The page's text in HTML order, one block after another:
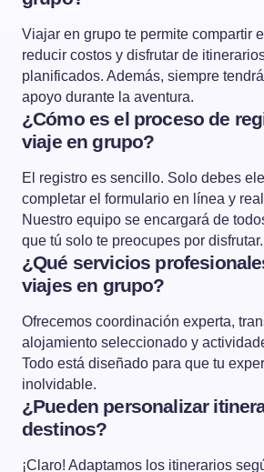
Viajar en grupo te permite compartir
reducir costos y disfrutar de
planificados. Además, siempre
apoyo durante la aventura.
¿Cómo es el proceso de
viaje en grupo?
El registro es sencillo. Solo debes
completar el formulario en línea y
Nuestro equipo se encargará de
que tú solo te preocupes por disfrutar.
¿Qué servicios
viajes en grupo?
Ofrecemos coordinación experta,
alojamiento seleccionado y
Todo está diseñado para que tu
inolvidable.
¿Pueden personalizar
destinos?
¡Claro! Adaptamos los itinerarios